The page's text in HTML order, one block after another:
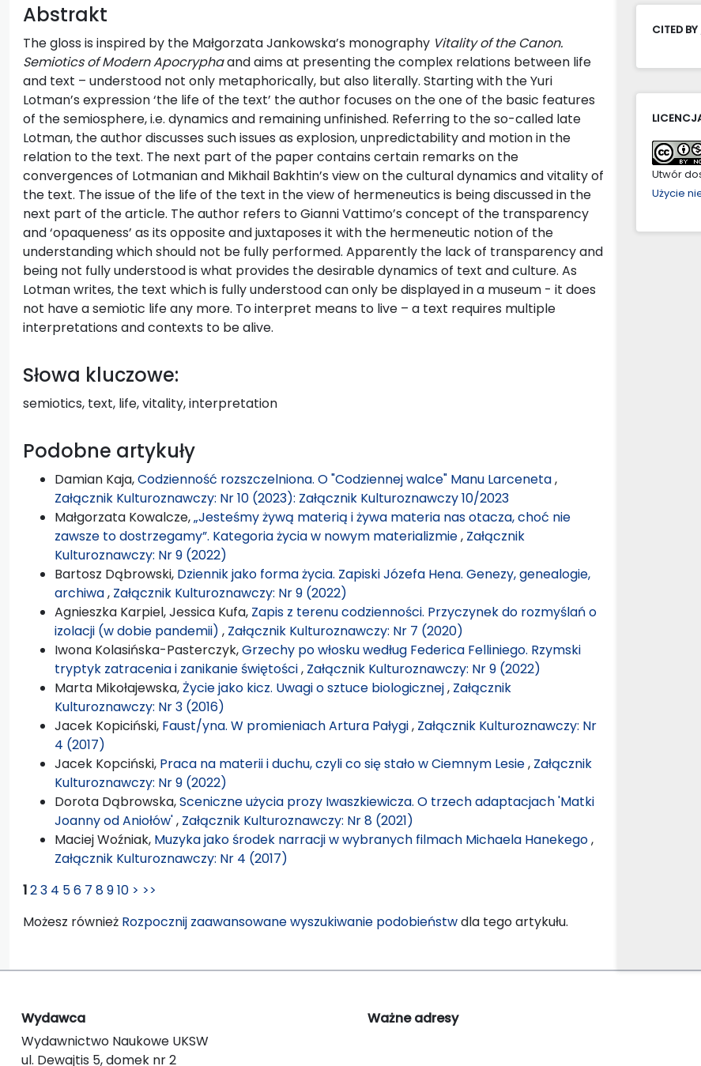
Abstrakt
The gloss is inspired by the Małgorzata Jankowska’s monography Vitality of the Canon.
Semiotics of Modern Apocryphaand aims at presenting the complex relations between life
and text – understood not only metaphorically, but also literally. Starting with the Yuri
Lotman’s expression ‘the life of the text’ the author focuses on the one of the basic features
of the semiosphere, i.e. dynamics and remaining unfinished. Referring to the so-called late
Lotman, the author discusses such issues as explosion, unpredictability and motion in the
relation to the text. The next part of the paper contains certain remarks on the
convergences of Lotmanian and Mikhail Bakhtin’s view on the cultural dynamics and vitality of
the text. The issue of the life of the text in the view of hermeneutics is being discussed in the
next part of the article. The author refers to Gianni Vattimo’s concept of the transparency
and ‘opaqueness’ as its opposite and juxtaposes it with the hermeneutic notion of the
understanding which should not be fully performed. Apparently the lack of transparency and
being not fully understood is what provides the desirable dynamics of text and culture. As
Lotman writes, the text which is fully understood can only be displayed in a museum - it does
not have a semiotic life any more. To interpret means to live – a text requires multiple
interpretations and contexts to be alive.
Słowa kluczowe:
semiotics, text, life, vitality, interpretation
Podobne artykuły
Damian Kaja,Codzienność rozszczelniona. O "Codziennej walce" Manu Larceneta,
Załącznik Kulturoznawczy: Nr 10 (2023): Załącznik Kulturoznawczy 10/2023
Małgorzata Kowalcze,„Jesteśmy żywą materią i żywa materia nas otacza, choć nie
zawsze to dostrzegamy”. Kategoria życia w nowym materializmie, Załącznik
Kulturoznawczy: Nr 9 (2022)
Bartosz Dąbrowski, Dziennik jako forma życia. Zapiski Józefa Hena. Genezy, genealogie,
archiwa, Załącznik Kulturoznawczy: Nr 9 (2022)
Agnieszka Karpiel, Jessica Kufa, Zapis z terenu codzienności. Przyczynek do rozmyślań o
izolacji (w dobie pandemii) , Załącznik Kulturoznawczy: Nr 7 (2020)
Iwona Kolasińska-Pasterczyk,Grzechy po włosku według Federica Felliniego. Rzymski
tryptyk zatracenia i zanikanie świętości, Załącznik Kulturoznawczy: Nr 9 (2022)
Marta Mikołajewska,Życie jako kicz. Uwagi o sztuce biologicznej, Załącznik
Kulturoznawczy: Nr 3 (2016)
Jacek Kopiciński, Faust/yna. W promieniach Artura Pałygi, Załącznik Kulturoznawczy: Nr
4 (2017)
Jacek Kopciński, Praca na materii i duchu, czyli co się stało w Ciemnym Lesie, Załącznik
Kulturoznawczy: Nr 9 (2022)
Dorota Dąbrowska,Sceniczne użycia prozy Iwaszkiewicza. O trzech adaptacjach 'Matki
Joanny od Aniołów', Załącznik Kulturoznawczy: Nr 8 (2021)
Maciej Woźniak, Muzyka jako środek narracji w wybranych filmach Michaela Hanekego,
Załącznik Kulturoznawczy: Nr 4 (2017)
123 4 56 7 8910 > >>
Możesz również Rozpocznij zaawansowane wyszukiwanie podobieństwdla tego artykułu.
CITED
Utwór
Użycie
Wydawca
Wydawnictwo Naukowe UKSW
ul. Dewajtis 5, domek nr 2
Ważne adresy